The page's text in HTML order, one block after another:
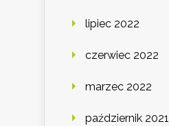
lipiec 2022
czerwiec 2022
marzec 2022
październik 2021